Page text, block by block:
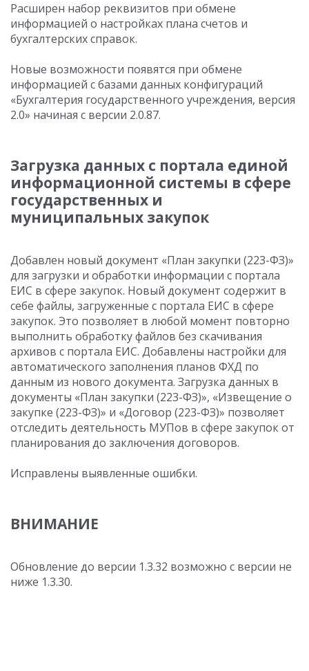
Расширен набор реквизитов при обмене
информацией о настройках плана счетов и
бухгалтерских справок.
Новые возможности появятся при обмене
информацией с базами данных конфигураций
«Бухгалтерия государственного учреждения, версия
2.0» начиная с версии 2.0.87.
Загрузка данных с портала единой
информационной системы в сфере
государственных и
муниципальных закупок
Добавлен новый документ «План закупки (223-ФЗ)»
для загрузки и обработки информации с портала
ЕИС в сфере закупок. Новый документ содержит в
себе файлы, загруженные с портала ЕИС в сфере
закупок. Это позволяет в любой момент повторно
выполнить обработку файлов без скачивания
архивов с портала ЕИС. Добавлены настройки для
автоматического заполнения планов ФХД по
данным из нового документа. Загрузка данных в
документы «План закупки (223-ФЗ)», «Извещение о
закупке (223-ФЗ)» и «Договор (223-ФЗ)» позволяет
отследить деятельность МУПов в сфере закупок от
планирования до заключения договоров.
Исправлены выявленные ошибки.
ВНИМАНИЕ
Обновление до версии 1.3.32 возможно с версии не
ниже 1.3.30.